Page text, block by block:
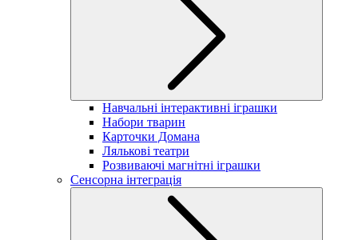
Навчальні інтерактивні іграшки
Набори тварин
Карточки Домана
Лялькові театри
Розвиваючі магнітні іграшки
Сенсорна інтеграція